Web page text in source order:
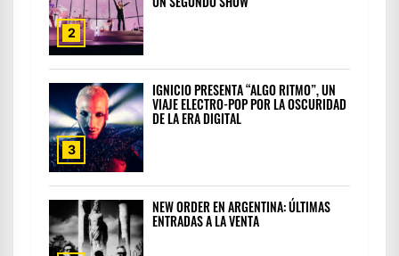
2
3
IGNICIO PRESENTA “ALGO RITMO”, UN
VIAJE ELECTRO-POP POR LA OSCURIDAD
DE LA ERA DIGITAL
NEW ORDER EN ARGENTINA: ÚLTIMAS
ENTRADAS A LA VENTA